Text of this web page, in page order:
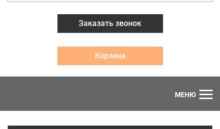
Заказать звонок
Корзина
МЕНЮ